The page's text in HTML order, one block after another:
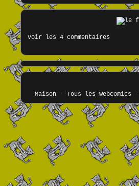
voir les 4 commentaires
Maison- Tous les webcomics -